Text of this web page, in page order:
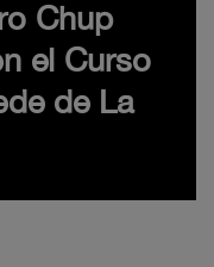
Chup
el Curso
de La